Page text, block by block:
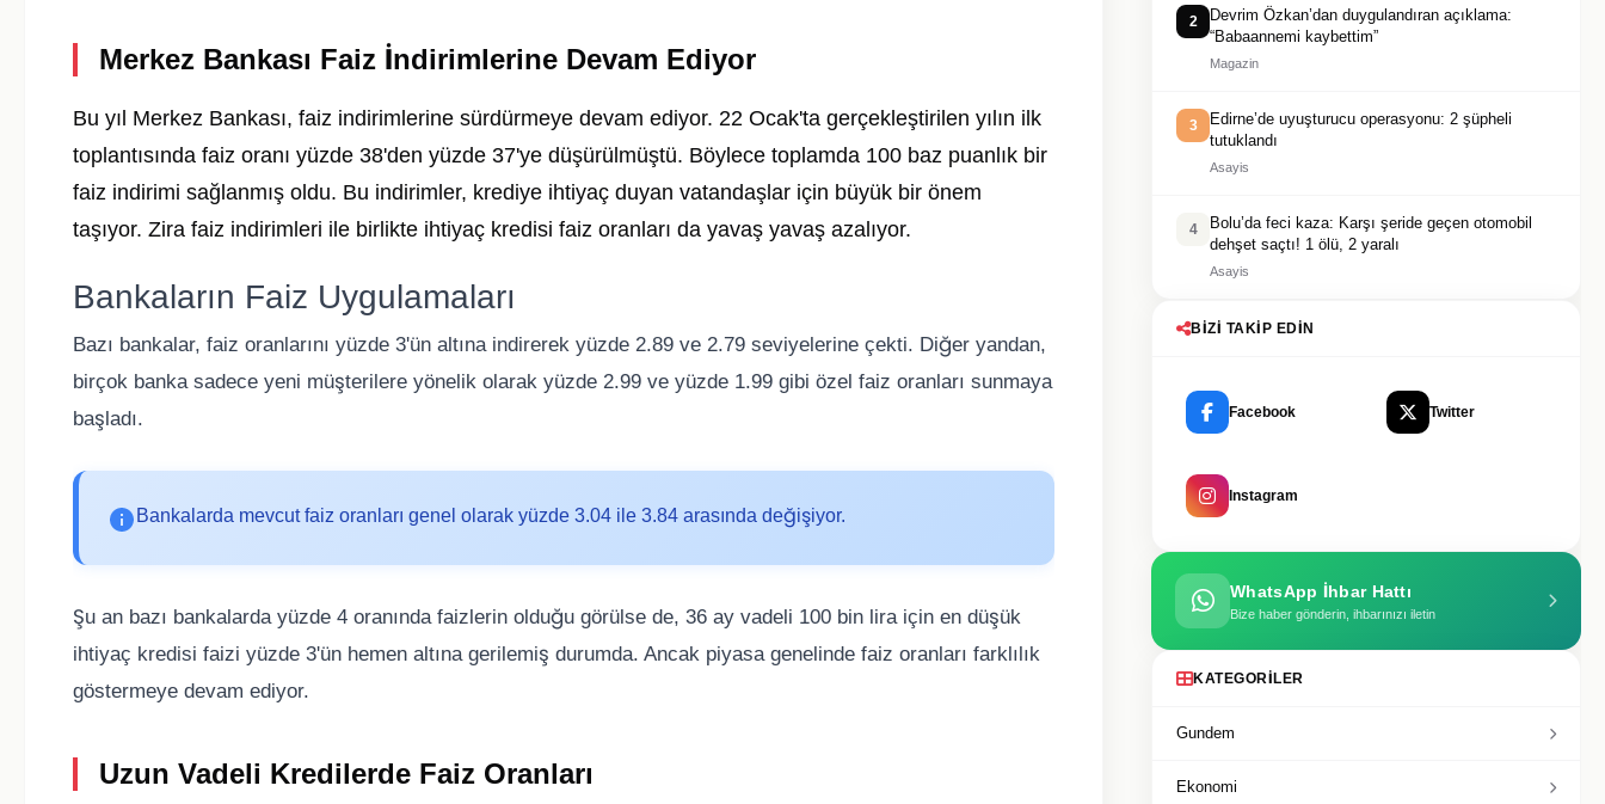
Merkez Bankası Faiz İndirimlerine Devam Ediyor
Bu yıl Merkez Bankası, faiz indirimlerine sürdürmeye devam ediyor. 22 Ocak'ta gerçekleştirilen yılın ilk
toplantısında faiz oranı yüzde 38'den yüzde 37'ye düşürülmüştü. Böylece toplamda 100 baz puanlık bir
faiz indirimi sağlanmış oldu. Bu indirimler, krediye ihtiyaç duyan vatandaşlar için büyük bir önem
taşıyor. Zira faiz indirimleri ile birlikte ihtiyaç kredisi faiz oranları da yavaş yavaş azalıyor.
Bankaların Faiz Uygulamaları
Bazı bankalar, faiz oranlarını yüzde 3'ün altına indirerek yüzde 2.89 ve 2.79 seviyelerine çekti. Diğer yandan,
birçok banka sadece yeni müşterilere yönelik olarak yüzde 2.99 ve yüzde 1.99 gibi özel faiz oranları sunmaya
başladı.
Bankalarda mevcut faiz oranları genel olarak yüzde 3.04 ile 3.84 arasında değişiyor.
Şu an bazı bankalarda yüzde 4 oranında faizlerin olduğu görülse de, 36 ay vadeli 100 bin lira için en düşük
ihtiyaç kredisi faizi yüzde 3'ün hemen altına gerilemiş durumda. Ancak piyasa genelinde faiz oranları farklılık
göstermeye devam ediyor.
Uzun Vadeli Kredilerde Faiz Oranları
2
Devrim Özkan’dan duygulandıran açıklama:
“Babaannemi kaybettim”
Magazin
3
Edirne’de uyuşturucu operasyonu: 2 şüpheli
tutuklandı
Asayis
4
Bolu’da feci kaza: Karşı şeride geçen otomobil
dehşet saçtı! 1 ölü, 2 yaralı
Asayis
BIZI TAKIP EDIN
Facebook Twitter
Instagram
WhatsApp İhbar Hattı
Bize haber gönderin, ihbarınızı iletin
KATEGORILER
Gundem
Ekonomi